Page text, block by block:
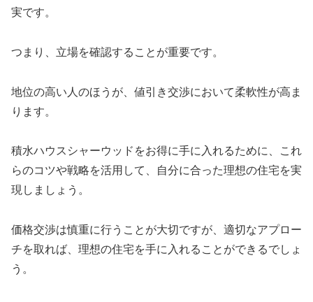
実です。
つまり、立場を確認することが重要です。
地位の高い人のほうが、値引き交渉において柔軟性が高ま
ります。
積水ハウスシャーウッドをお得に手に入れるために、これ
らのコツや戦略を活用して、自分に合った理想の住宅を実
現しましょう。
価格交渉は慎重に行うことが大切ですが、適切なアプロー
チを取れば、理想の住宅を手に入れることができるでしょ
う。